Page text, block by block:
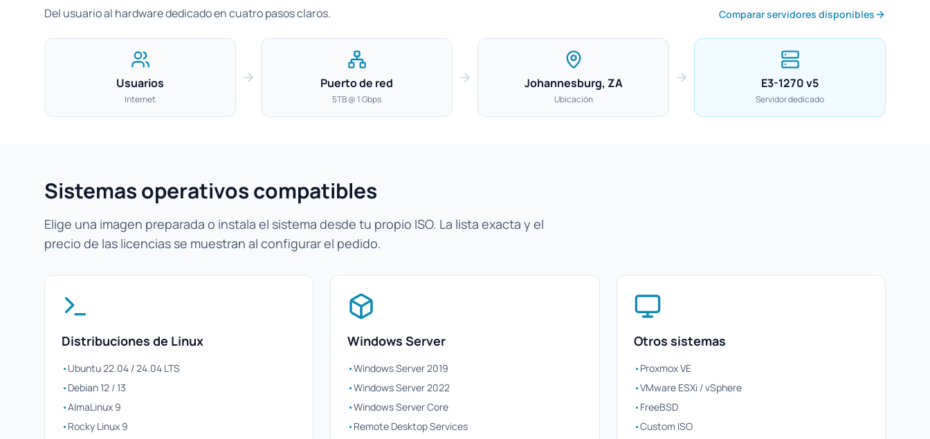
Del usuario al hardware dedicado en cuatro pasos claros. Comparar servidores disponibles
Usuarios
Internet
Puerto de red
5TB @ 1 Gbps
Johannesburg, ZA
Ubicación
E3-1270 v5
Servidor dedicado
Sistemas operativos compatibles
Elige una imagen preparada o instala el sistema desde tu propio ISO. La lista exacta y el
precio de las licencias se muestran al configurar el pedido.
Distribuciones de Linux
•Ubuntu 22.04 / 24.04 LTS
•Debian 12 / 13
•AlmaLinux 9
•Rocky Linux 9
Windows Server
•Windows Server 2019
•Windows Server 2022
•Windows Server Core
•Remote Desktop Services
Otros sistemas
•Proxmox VE
•VMware ESXi / vSphere
•FreeBSD
•Custom ISO